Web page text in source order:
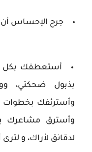
جرح الإحساس
أستعطفك بكل
بذبول ضحكتي،
وأسترئفك بخطوات
وأسترق مشاعرك
لدقائق لأراك، و